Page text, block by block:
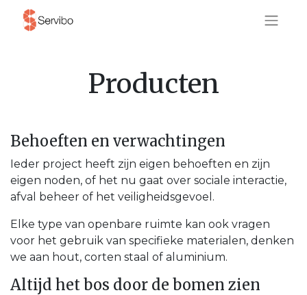
Producten
Behoeften en verwachtingen
Ieder project heeft zijn eigen behoeften en zijn
eigen noden, of het nu gaat over sociale interactie,
afval beheer of het veiligheidsgevoel.
Elke type van openbare ruimte kan ook vragen
voor het gebruik van specifieke materialen, denken
we aan hout, corten staal of aluminium.
Altijd het bos door de bomen zien